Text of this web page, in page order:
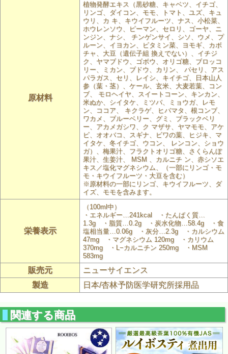
原材料
植物発酵エキス（黒砂糖、キャベツ、イチゴ、
リンゴ、ダイコン、モモ、トマト、ユズ、キュ
ウリ、カ キ、キウイフルーツ、ナス、小松菜、
ホウレンソウ、ピーマン、セロリ、ゴーヤ、ニ
ンジン、ナシ、 チンゲンサイ、シソ、ウメ、プ
ルーン、イヨカン、ビタミン菜、ヨモギ、カボ
チャ、大豆（遺伝子組 換えでない）、イチジ
ク、ヤマブドウ、ゴボウ、オリゴ糖、ブロッコ
リー、ミカン、ブドウ、カリン、 パセリ、アス
パラガス、セリ、レイシ、キイチゴ、日本山人
参（葉・茎）、ケール、玄米、大麦若葉、コン
ブ、 モロヘイヤ、スイートコーン、キンカン、
米ぬか、シイタケ、ミツバ、ミョウガ、レモ
ン、ココア、 キクラゲ、ヒバマタ、根コンブ、
ワカメ、ブルーベリー、グミ、ブラックベリ
ー、アカメガシワ、ク マザサ、ヤマモモ、アケ
ビ、オオバコ、スギナ、ビワの葉、ヒジキ、マ
イタケ、冬イチゴ、ウコン、 レンコン、ショウ
ガ）、梅果汁、フラクトオリゴ糖、さくらんぼ
果汁、生姜汁、 MSM 、カルニチ ン、赤シソエ
キス／塩化マグネシウム、（一部にリンゴ・モ
モ・キウイフルーツ・大豆を含む）
※原材料の一部にリンゴ、キウイフルーツ、ダ
イズ、モモを含みます。
栄養表示
（100ml中）
・エネルギー…241kcal ・たんぱく質…
1.3g ・脂質…0.2g ・炭水化物…58.4g ・食
塩相当量…0.06g ・灰分…2.3g ・カルシウム
47mg ・マグネシウム 120mg ・カリウム
370mg ・L−カルニチン 250mg ・MSM
583mg
販売元
ニューサイエンス
製造
日本/杏林予防医学研究所採用品
関連する商品